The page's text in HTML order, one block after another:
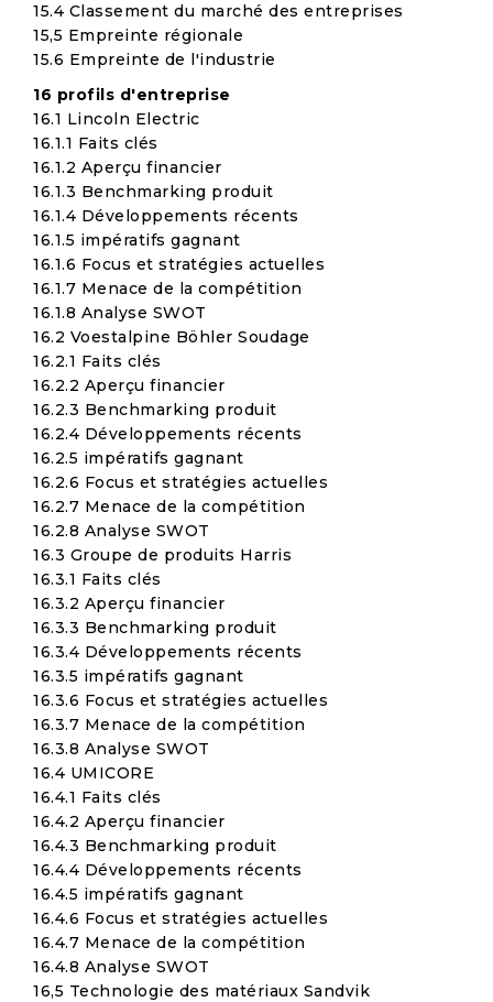
15.4 Classement du marché des entreprises
15,5 Empreinte régionale
15.6 Empreinte de l'industrie
16 profils d'entreprise
16.1 Lincoln Electric
16.1.1 Faits clés
16.1.2 Aperçu financier
16.1.3 Benchmarking produit
16.1.4 Développements récents
16.1.5 impératifs gagnant
16.1.6 Focus et stratégies actuelles
16.1.7 Menace de la compétition
16.1.8 Analyse SWOT
16.2 Voestalpine Böhler Soudage
16.2.1 Faits clés
16.2.2 Aperçu financier
16.2.3 Benchmarking produit
16.2.4 Développements récents
16.2.5 impératifs gagnant
16.2.6 Focus et stratégies actuelles
16.2.7 Menace de la compétition
16.2.8 Analyse SWOT
16.3 Groupe de produits Harris
16.3.1 Faits clés
16.3.2 Aperçu financier
16.3.3 Benchmarking produit
16.3.4 Développements récents
16.3.5 impératifs gagnant
16.3.6 Focus et stratégies actuelles
16.3.7 Menace de la compétition
16.3.8 Analyse SWOT
16.4 UMICORE
16.4.1 Faits clés
16.4.2 Aperçu financier
16.4.3 Benchmarking produit
16.4.4 Développements récents
16.4.5 impératifs gagnant
16.4.6 Focus et stratégies actuelles
16.4.7 Menace de la compétition
16.4.8 Analyse SWOT
16,5 Technologie des matériaux Sandvik